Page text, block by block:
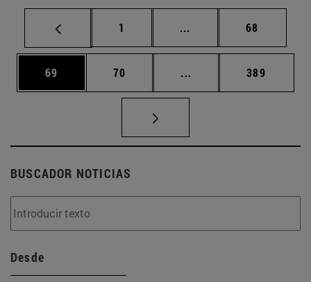
Página
1 ... Páginas intermedias
Página
68
Página
69 Página
70 ... Páginas intermedias
Página
389
BUSCADOR NOTICIAS
Desde